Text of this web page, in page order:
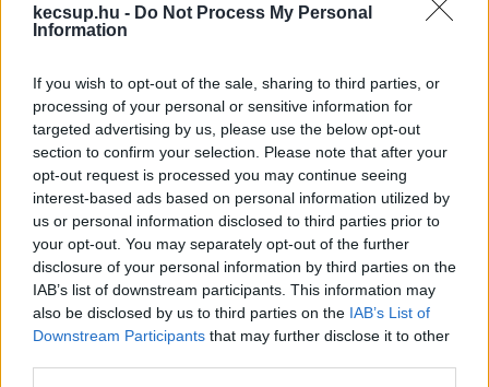
kecsup.hu - Do Not Process My Personal
Information
If you wish to opt-out of the sale, sharing to third parties, or
processing of your personal or sensitive information for
targeted advertising by us, please use the below opt-out
section to confirm your selection. Please note that after your
opt-out request is processed you may continue seeing
interest-based ads based on personal information utilized by
us or personal information disclosed to third parties prior to
your opt-out. You may separately opt-out of the further
disclosure of your personal information by third parties on the
IAB’s list of downstream participants. This information may
also be disclosed by us to third parties on the IAB’s List of
Downstream Participants that may further disclose it to other
Lépj be a beszélgetéshez és hogy jobban megismerjük
egymást.
BELÉPÉS
KECSKEMÉTEN